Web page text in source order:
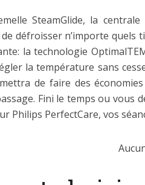
SteamGlide, la
défroisser n’importe quels
la technologie
la température sans
de faire des
Fini le temps ou vous
Philips PerfectCare, vos